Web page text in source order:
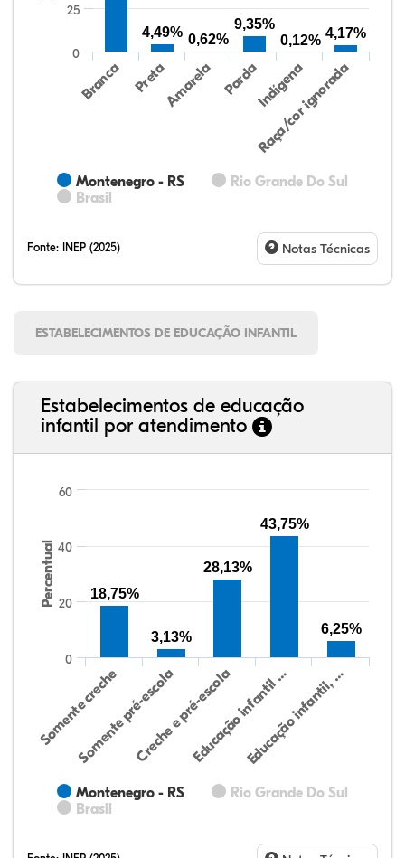
Montenegro - RS
Rio Grande Do Sul
Brasil
Branca PretaAmarela PardaIndígena
Raça/cor ignorada
0
25
4,49% 0,62%
9,35%
0,12% 4,17%
Fonte: INEP (2025) Notas Técnicas
ESTABELECIMENTOS DE EDUCAÇÃO INFANTIL
Estabelecimentos de educação
infantil por atendimento
Percentual
Montenegro - RS
Rio Grande Do Sul
Brasil
Somente creche
Somente pré-escolaCreche e pré-escolaEducação infantil …Educação infantil, …
0
20
40
60
18,75%
3,13%
28,13%
43,75%
6,25%